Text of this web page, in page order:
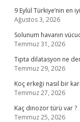
9 Eylül Türkiye’nin en
Ağustos 3, 2026
Solunum havanın
Temmuz 31, 2026
Tıpta dilatasyon ne
Temmuz 29, 2026
Koç erkeği nasıl bir
Temmuz 27, 2026
Kaç dinozor türü var ?
Temmuz 25, 2026